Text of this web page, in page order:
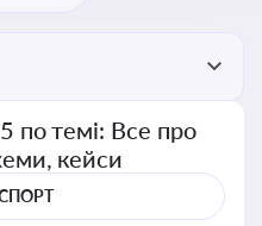
по темі: Все про
кейси